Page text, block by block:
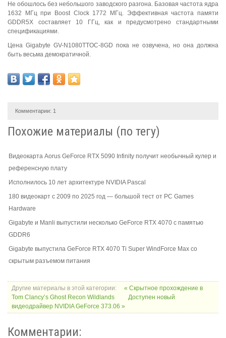
Не обошлось без небольшого заводского разгона. Базовая частота ядра
1632 МГц при Boost Clock 1772 МГц. Эффективная частота памяти
GDDR5X составляет 10 ГГц, как и предусмотрено стандартными
спецификациями.
Цена Gigabyte GV-N1080TTOC-8GD пока не озвучена, но она должна
быть весьма демократичной.
Комментарии: 1
Похожие материалы (по тегу)
Видеокарта Aorus GeForce RTX 5090 Infinity получит необычный кулер и
референсную плату
Исполнилось 10 лет архитектуре NVIDIA Pascal
180 видеокарт с 2009 по 2025 год — большой тест от PC Games
Hardware
Gigabyte и Manli выпустили несколько GeForce RTX 4070 с памятью
GDDR6
Gigabyte выпустила GeForce RTX 4070 Ti Super WindForce Max со
скрытым разъемом питания
Другие материалы в этой категории:
« Скрытное прохождение в
Tom Clancy’s Ghost Recon Wildlands
Доступен новый
видеодрайвер NVIDIA GeForce 373.06 »
Комментарии: